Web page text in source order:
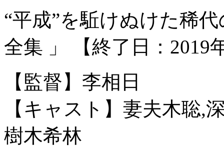
“平成”を駈けぬけた稀
全集 」 【終了日：
【監督】李相日
【キャスト】妻夫木聡,
樹木希林